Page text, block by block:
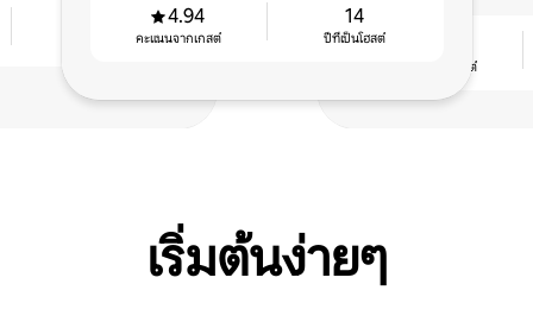
4.94
คะแนนจากเกสต์
14
ปีที่เป็นโฮสต์
คะแนนจากเกสต์
เริ่มต้นง่ายๆ